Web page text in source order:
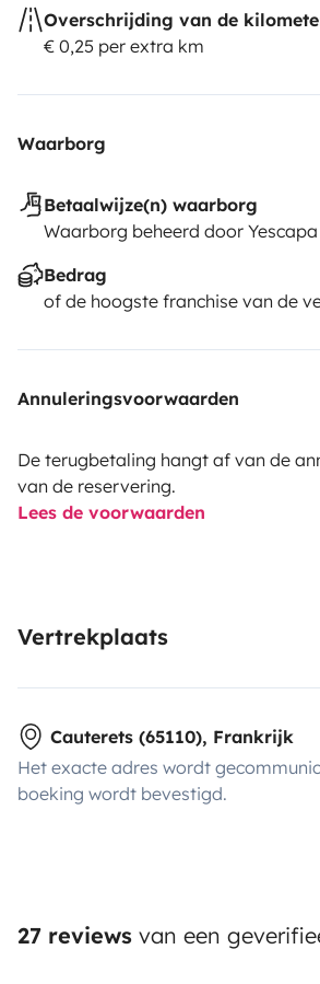
Overschrijding van de
€ 0,25 per extra km
Waarborg
Betaalwijze(n) waarborg
Waarborg beheerd door Yescapa
Bedrag
of de hoogste franchise van de
Annuleringsvoorwaarden
De terugbetaling hangt af van de
van de reservering.
Lees de voorwaarden
Vertrekplaats
Cauterets (65110), Frankrijk
Het exacte adres wordt
boeking wordt bevestigd.
27 reviews van een